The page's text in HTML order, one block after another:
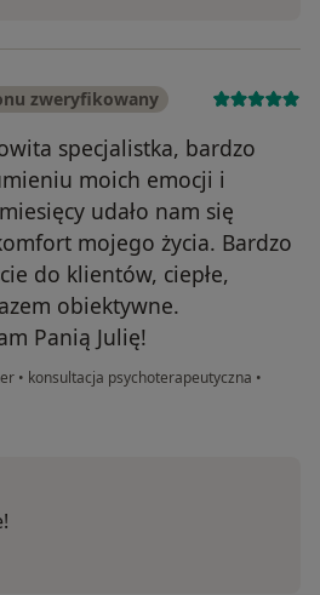
zweryfikowany
specjalistka, bardzo
moich emocji i
udało nam się
mojego życia. Bardzo
do klientów, ciepłe,
obiektywne.
Panią Julię!
• konsultacja psychoterapeutyczna •